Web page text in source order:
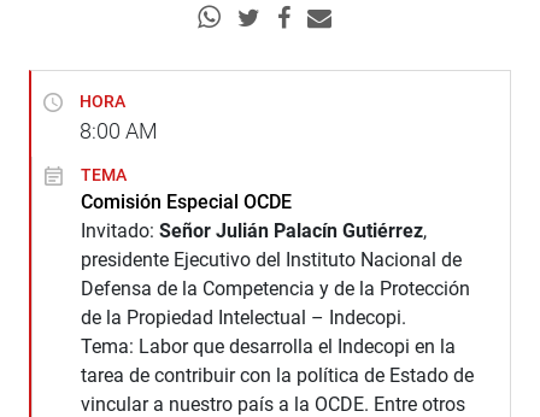
HORA
8:00 AM
TEMA
Comisión Especial OCDE
Invitado: Señor Julián Palacín Gutiérrez,
presidente Ejecutivo del Instituto Nacional de
Defensa de la Competencia y de la Protección
de la Propiedad Intelectual – Indecopi.
Tema: Labor que desarrolla el Indecopi en la
tarea de contribuir con la política de Estado de
vincular a nuestro país a la OCDE. Entre otros